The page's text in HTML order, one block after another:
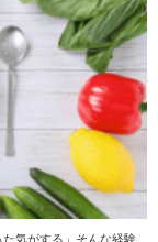
た気がする」そんな経験